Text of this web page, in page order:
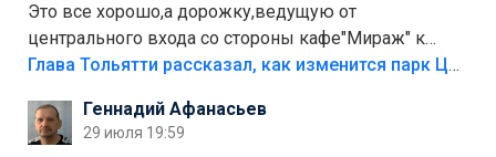
Это все хорошо,а дорожку,ведущую от
центрального входа со стороны кафе"Мираж" к
аттракционам слабо доделать?А то бордюры
лежала в парке и испортилась.Да еще,видимо,часть
украли.
Глава Тольятти рассказал, как изменится парк Центрального района
Геннадий Афанасьев
29 июля 19:59